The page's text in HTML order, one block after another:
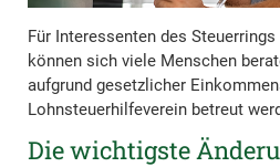
Für Interessenten des
können sich viele Menschen
aufgrund gesetzlicher
Lohnsteuerhilfeverein betreut
Die wichtigste